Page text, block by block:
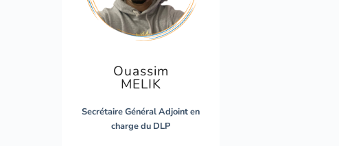
Ouassim
MELIK
Secrétaire Général Adjoint en
charge du DLP